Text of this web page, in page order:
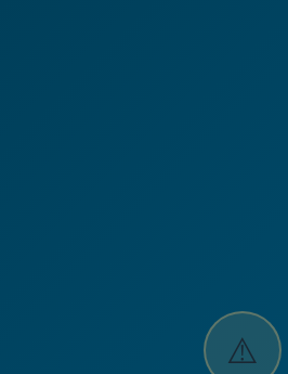
⚠️